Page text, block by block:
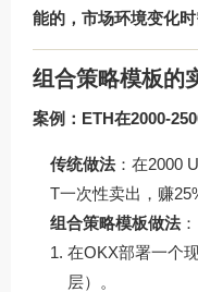
能的，市场环境变化
组合策略模板的
案例：ETH在2000-
传统做法：在2000
T一次性卖出，赚
组合策略模板做法：
在OKX部署一个
层）。